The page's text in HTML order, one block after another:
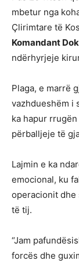
mbetur nga
Çlirimtare të
Komandant
ndërhyrjeje
Plaga, e marrë
vazhdueshëm i
ka hapur
përballjeje të
Lajmin e ka
emocional, ku
operacionit dhe
të tij.
“Jam
forcës dhe